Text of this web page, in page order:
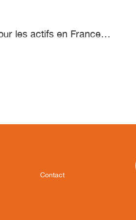
les actifs en France…
Contact